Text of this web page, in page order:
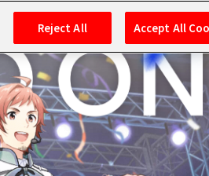
PROJECT GOODS HISTORY SONG
バンダイナムコIDで
ログイン 新規
アイドルマスター ポータルへの登録につ
Reject All Accept All